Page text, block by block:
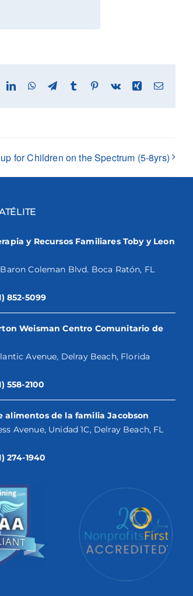
LinkedInWhatsApp
TelegramTumblr Pinterest
Vk Xing Email
for Children on the Spectrum (5-8yrs)
y Recursos Familiares Toby y Leon
Baron Coleman Blvd. Boca Ratón, FL
852-5099
Weisman Centro Comunitario de
Avenue, Delray Beach, Florida
558-2100
alimentos de la familia Jacobson
Avenue, Unidad 1C, Delray Beach, FL
274-1940